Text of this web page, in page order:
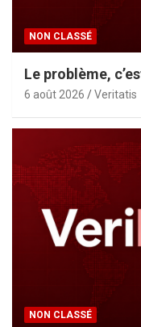
NON CLASSÉ
Le problème,
6 août 2026 Veritatis
NON CLASSÉ